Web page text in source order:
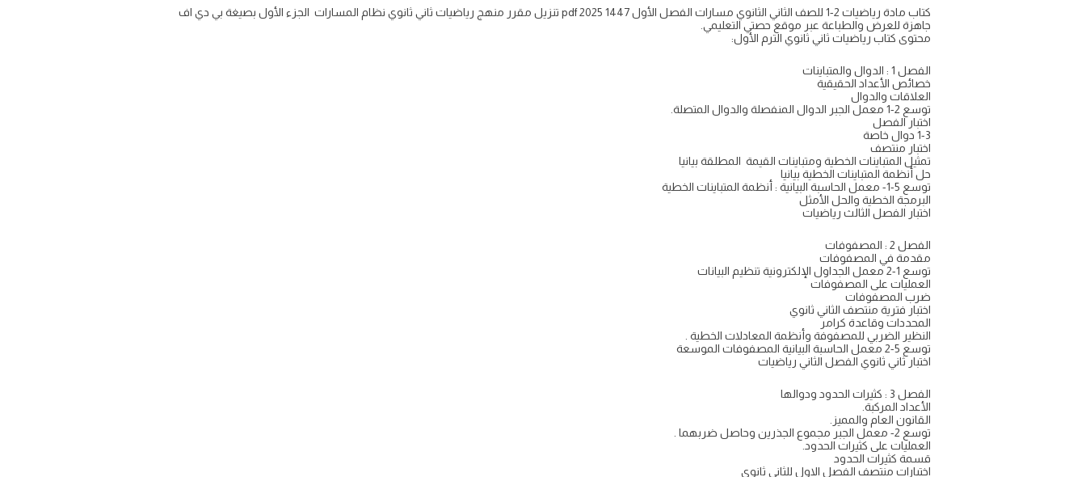
كتاب مادة رياضيات 2-1 للصف الثاني الثانوي مسارات الفصل الأول 1447 2025 pdf تنزيل مقرر منهج رياضيات ثاني ثانوي نظام المسارات الجزء الأول بصيغة بي دي اف
جاهزة للعرض والطباعة عبر موقع حصتي التعليمي.
محتوى كتاب رياضيات ثاني ثانوي الترم الأول:
الفصل 1 : الدوال والمتباينات
خصائص الأعداد الحقيقية
العلاقات والدوال
توسع 2-1 معمل الجبر الدوال المنفصلة والدوال المتصلة.
اختبار الفصل
1-3 دوال خاصة
اختبار منتصف
تمثيل المتباينات الخطية ومتباينات القيمة المطلقة بيانيا
حل أنظمة المتباينات الخطية بيانيا
توسع 5-1- معمل الحاسبة البيانية : أنظمة المتباينات الخطية
البرمجة الخطية والحل الأمثل
اختبار الفصل الثالث رياضيات
الفصل 2 : المصفوفات
مقدمة في المصفوفات
توسع 1-2 معمل الجداول الإلكترونية تنظيم البيانات
العمليات على المصفوفات
ضرب المصفوفات
اختبار فترية منتصف الثاني ثانوي
المحددات وقاعدة كرامر
النظير الضربي للمصفوفة وأنظمة المعادلات الخطية .
توسع 5-2 معمل الحاسبة البيانية المصفوفات الموسعة
اختبار ثاني ثانوي الفصل الثاني رياضيات
الفصل 3 : كثيرات الحدود ودوالها
الأعداد المركبة.
القانون العام والمميز.
توسع 2- معمل الجبر مجموع الجذرين وحاصل ضربهما .
العمليات على كثيرات الحدود.
قسمة كثيرات الحدود
اختبارات منتصف الفصل الاول للثاني ثانوي